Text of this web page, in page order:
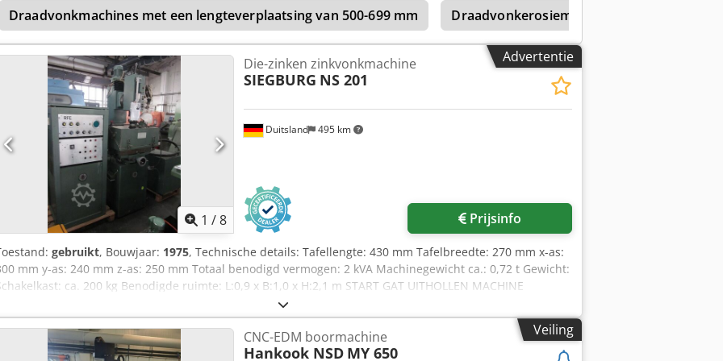
Draadvonkmachines met een lengteverplaatsing van 500-699 mm
Draadvonkerosiemachines met een
Advertentie
1 /8
Duitsland 495 km
Die-zinken zinkvonkmachine
SIEGBURG NS 201
Prijsinfo
gebruikt, Bouwjaar: 1975, Technische details: Tafellengte: 430 mm Tafelbreedte: 270 mm x-as:
mm y-as: 240 mm z-as: 250 mm Totaal benodigd vermogen: 2 kVA Machinegewicht ca.: 0,72 t Gewicht:
ca. 200 kg Benodigde ruimte: L:0,9 x B:1,0 x H:2,1 m START GAT UITHOLLEN MACHINE
Chodpfxju Nu Ele Aatja - Afmetingen koelbak: 1000 x 510 x 900mm - incl. schakelkast: 600 x 550 x 1400mm
machine is niet aangesloten onze verkoop zoals is tegen de verkoopprijs, zonder proefdraaien, als een
reserveonderdelen dispenser of iets dergelijks. *
Veiling
CNC-EDM boormachine
Hankook NSD MY 650